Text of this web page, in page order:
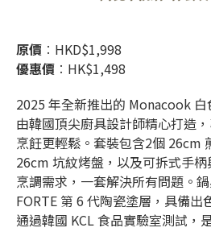
原價 ︰HKD$1,998
優惠價 ︰HK$1,498
2025 年全新推出的 Monacook 白
由韓國頂尖廚具設計師精心打造
烹飪更輕鬆。套裝包含2個 26cm
26cm 坑紋烤盤，以及可拆式手
烹調需求，一套解決所有問題。
FORTE 第 6 代陶瓷塗層，具備出
通過韓國 KCL 食品實驗室測試，